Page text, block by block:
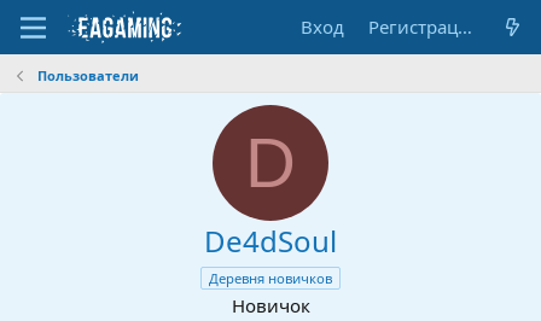
Вход Регистрация
Пользователи
D
De4dSoul
Деревня новичков
Новичок